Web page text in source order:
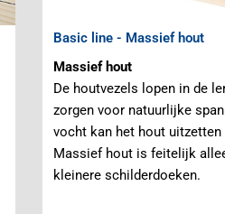
Basic line - Massief hout
Massief hout
De houtvezels lopen in de
zorgen voor natuurlijke
vocht kan het hout
Massief hout is feitelijk
kleinere schilderdoeken.